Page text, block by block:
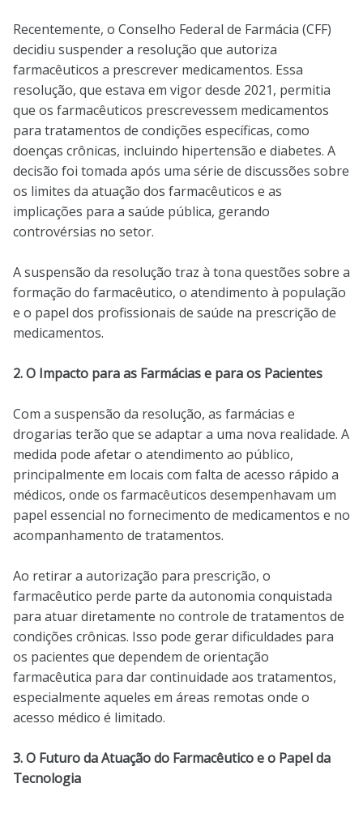
Recentemente, o Conselho Federal de Farmácia (CFF)
decidiu suspender a resolução que autoriza
farmacêuticos a prescrever medicamentos. Essa
resolução, que estava em vigor desde 2021, permitia
que os farmacêuticos prescrevessem medicamentos
para tratamentos de condições específicas, como
doenças crônicas, incluindo hipertensão e diabetes. A
decisão foi tomada após uma série de discussões sobre
os limites da atuação dos farmacêuticos e as
implicações para a saúde pública, gerando
controvérsias no setor.
A suspensão da resolução traz à tona questões sobre a
formação do farmacêutico, o atendimento à população
e o papel dos profissionais de saúde na prescrição de
medicamentos.
2. O Impacto para as Farmácias e para os Pacientes
Com a suspensão da resolução, as farmácias e
drogarias terão que se adaptar a uma nova realidade. A
medida pode afetar o atendimento ao público,
principalmente em locais com falta de acesso rápido a
médicos, onde os farmacêuticos desempenhavam um
papel essencial no fornecimento de medicamentos e no
acompanhamento de tratamentos.
Ao retirar a autorização para prescrição, o
farmacêutico perde parte da autonomia conquistada
para atuar diretamente no controle de tratamentos de
condições crônicas. Isso pode gerar dificuldades para
os pacientes que dependem de orientação
farmacêutica para dar continuidade aos tratamentos,
especialmente aqueles em áreas remotas onde o
acesso médico é limitado.
3. O Futuro da Atuação do Farmacêutico e o Papel da
Tecnologia